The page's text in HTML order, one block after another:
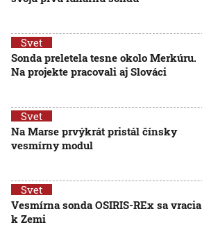
Svet
Sonda preletela tesne okolo Merkúru.
Na projekte pracovali aj Slováci
Svet
Na Marse prvýkrát pristál čínsky
vesmírny modul
Svet
Vesmírna sonda OSIRIS-REx sa vracia
k Zemi